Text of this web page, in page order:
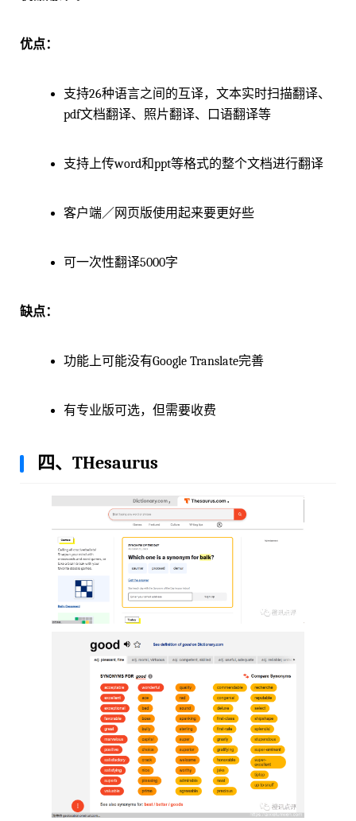
优点：
支持26种语言之间的互译，文本实时扫描翻译、
pdf文档翻译、照片翻译、口语翻译等
支持上传word和ppt等格式的整个文档进行翻译
客户端／网页版使用起来要更好些
可一次性翻译5000字
缺点：
功能上可能没有Google Translate完善
有专业版可选，但需要收费
四、THesaurus